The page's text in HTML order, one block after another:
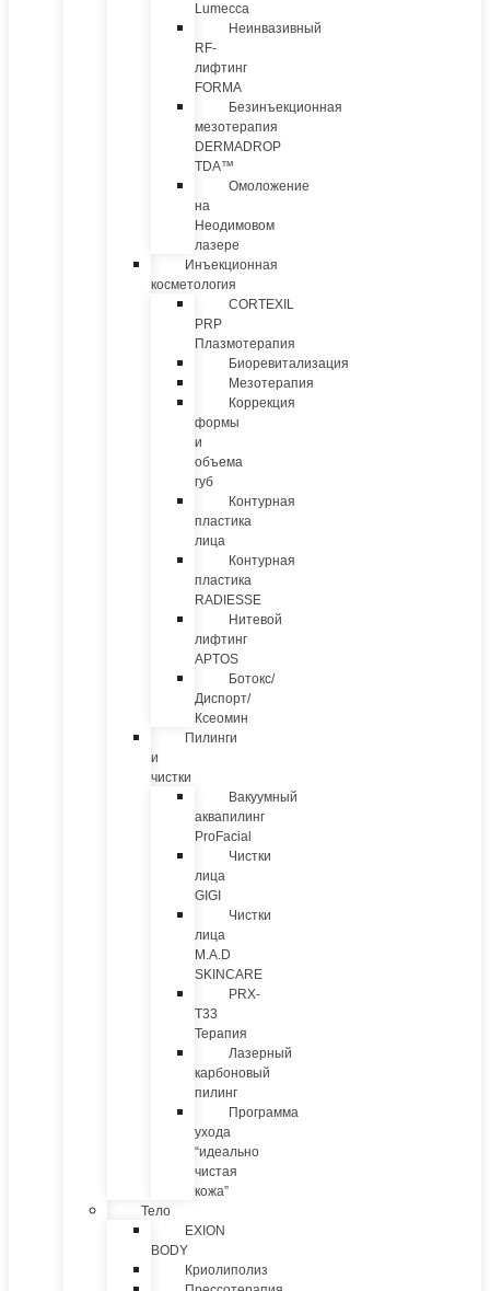
Lumecca
Неинвазивный
RF-
лифтинг
FORMA
Безинъекционная
мезотерапия
DERMADROP
TDA™
Омоложение
на
Неодимовом
лазере
Инъекционная
косметология
CORTEXIL
PRP
Плазмотерапия
Биоревитализация
Мезотерапия
Коррекция
формы
и
объема
губ
Контурная
пластика
лица
Контурная
пластика
RADIESSE
Нитевой
лифтинг
APTOS
Ботокс/
Диспорт/
Ксеомин
Пилинги
и
чистки
Вакуумный
аквапилинг
ProFacial
Чистки
лица
GIGI
Чистки
лица
M.A.D
SKINCARE
PRX-
T33
Терапия
Лазерный
карбоновый
пилинг
Программа
ухода
“идеально
чистая
кожа”
Тело
EXION
BODY
Криолиполиз